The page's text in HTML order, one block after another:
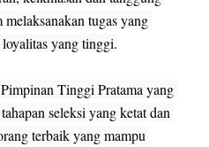
tugas yang
yang tinggi.
Tinggi Pratama yang
seleksi yang ketat dan
terbaik yang mampu